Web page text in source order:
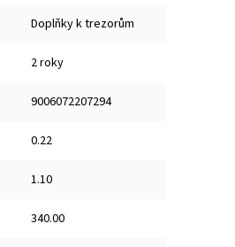
Doplňky k trezorům
2 roky
9006072207294
0.22
1.10
340.00